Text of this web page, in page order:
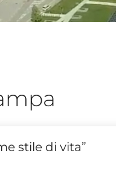
stile di vita”